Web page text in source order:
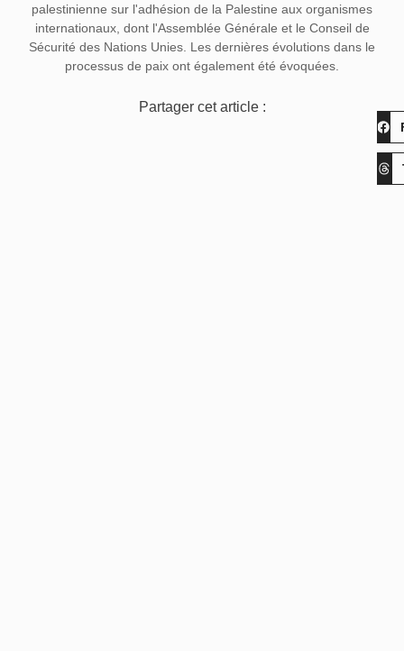
palestinienne sur l'adhésion de la Palestine aux organismes
internationaux, dont l'Assemblée Générale et le Conseil de
Sécurité des Nations Unies. Les dernières évolutions dans le
processus de paix ont également été évoquées.
Partager cet article :